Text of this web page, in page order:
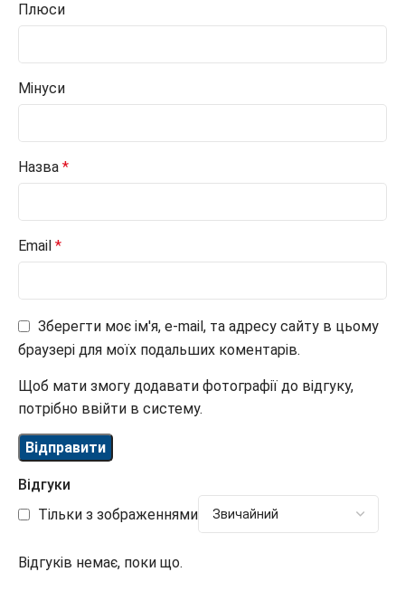
Відгуки
Тільки з зображеннями
Відгуків немає, поки що.
Плюси
Мінуси
Назва *
Email *
Зберегти моє ім'я, e-mail, та адресу сайту в цьому
браузері для моїх подальших коментарів.
Щоб мати змогу додавати фотографії до відгуку,
потрібно ввійти в систему.